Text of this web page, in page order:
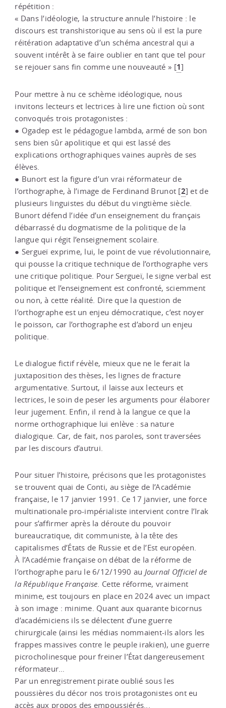
répétition :
« Dans l’idéologie, la structure annule l’histoire : le
discours est transhistorique au sens où il est la pure
réitération adaptative d’un schéma ancestral qui a
souvent intérêt à se faire oublier en tant que tel pour
se rejouer sans fin comme une nouveauté » [1]
Pour mettre à nu ce schème idéologique, nous
invitons lecteurs et lectrices à lire une fiction où sont
convoqués trois protagonistes :
● Ogadep est le pédagogue lambda, armé de son bon
sens bien sûr apolitique et qui est lassé des
explications orthographiques vaines auprès de ses
élèves.
● Bunort est la figure d’un vrai réformateur de
l’orthographe, à l’image de Ferdinand Brunot [2] et de
plusieurs linguistes du début du vingtième siècle.
Bunort défend l’idée d’un enseignement du français
débarrassé du dogmatisme de la politique de la
langue qui régit l’enseignement scolaire.
● Sergueï exprime, lui, le point de vue révolutionnaire,
qui pousse la critique technique de l’orthographe vers
une critique politique. Pour Sergueï, le signe verbal est
politique et l’enseignement est confronté, sciemment
ou non, à cette réalité. Dire que la question de
l’orthographe est un enjeu démocratique, c’est noyer
le poisson, car l’orthographe est d’abord un enjeu
politique.
Le dialogue fictif révèle, mieux que ne le ferait la
juxtaposition des thèses, les lignes de fracture
argumentative. Surtout, il laisse aux lecteurs et
lectrices, le soin de peser les arguments pour élaborer
leur jugement. Enfin, il rend à la langue ce que la
norme orthographique lui enlève : sa nature
dialogique. Car, de fait, nos paroles, sont traversées
par les discours d’autrui.
Pour situer l’histoire, précisons que les protagonistes
se trouvent quai de Conti, au siège de l’Académie
française, le 17 janvier 1991. Ce 17 janvier, une force
multinationale pro-impérialiste intervient contre l’Irak
pour s’affirmer après la déroute du pouvoir
bureaucratique, dit communiste, à la tête des
capitalismes d’États de Russie et de l’Est européen.
À l’Académie française on débat de la réforme de
l’orthographe paru le 6/12/1990 au Journal Officiel de
la République Française. Cette réforme, vraiment
minime, est toujours en place en 2024 avec un impact
à son image : minime. Quant aux quarante bicornus
d’académiciens ils se délectent d’une guerre
chirurgicale (ainsi les médias nommaient-ils alors les
frappes massives contre le peuple irakien), une guerre
picrocholinesque pour freiner l’État dangereusement
réformateur…
Par un enregistrement pirate oublié sous les
poussières du décor nos trois protagonistes ont eu
accès aux propos des empoussiérés...